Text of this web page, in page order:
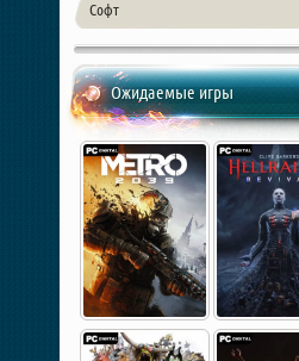
Софт
Ожидаемые игры